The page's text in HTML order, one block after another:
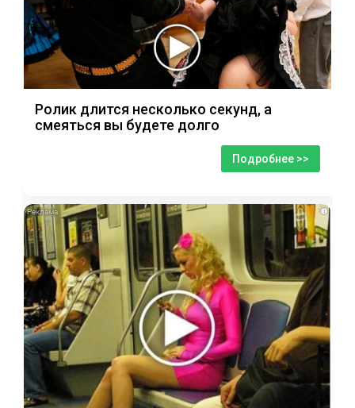
Ролик длится несколько секунд, а
смеяться вы будете долго
Подробнее >>
i